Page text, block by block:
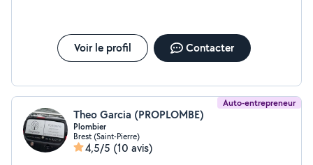
Voir le profil Contacter
Auto-entrepreneur
Theo Garcia (PROPLOMBE)
Plombier
Brest (Saint-Pierre)
4,5/5 (10 avis)